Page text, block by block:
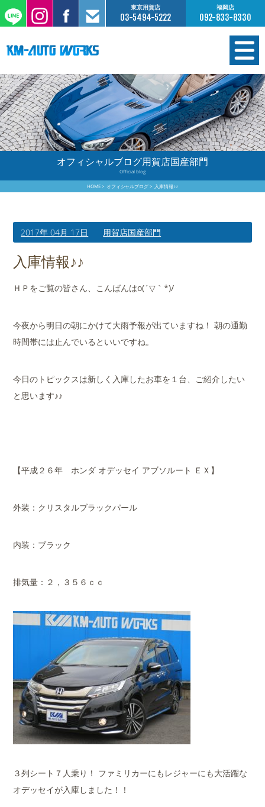
東京用賀店
03-5494-5222
福岡店
092-833-8330
在庫情報
オーダー販売
工場サービス
保証について
買取査定のご案内
会社概要
オフィシャルブログ用賀店国産部門
Official blog
HOME オフィシャルブログ 入庫情報♪♪
2017年 04月 17日 用賀店国産部門
入庫情報♪♪
ＨＰをご覧の皆さん、こんばんはo(´▽｀*)/
今夜から明日の朝にかけて大雨予報が出ていますね！ 朝の通勤
時間帯には止んでいるといいですね。
今日のトピックスは新しく入庫したお車を１台、ご紹介したい
と思います♪♪
【平成２６年 ホンダ オデッセイ アブソルート ＥＸ】
外装：クリスタルブラックパール
内装：ブラック
排気量：２，３５６ｃｃ
３列シート７人乗り！ ファミリカーにもレジャーにも大活躍な
オデッセイが入庫しました！！